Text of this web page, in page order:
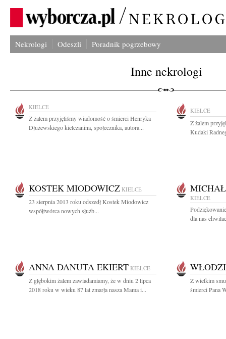
Nekrologi Odeszli Poradnik pogrzebowy
Inne nekrologi
KIELCE
Z żalem przyjęliśmy wiadomość o śmierci Henryka
Dłużewskiego kielczanina, społecznika, autora...
KIELCE
Z żalem
Kudaki
KOSTEK MIODOWICZ KIELCE
23 sierpnia 2013 roku odszedł Kostek Miodowicz
współtwórca nowych służb...
KIELCE
dla nas
ANNA DANUTA EKIERT KIELCE
Z głębokim żalem zawiadamiamy, że w dniu 2 lipca
2018 roku w wieku 87 lat zmarła nasza Mama i...
Z wielkim
śmierci Pana